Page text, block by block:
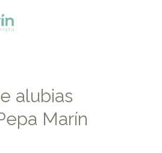
alubias
Marín